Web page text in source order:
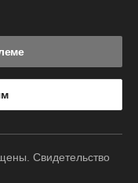
Свидетельство